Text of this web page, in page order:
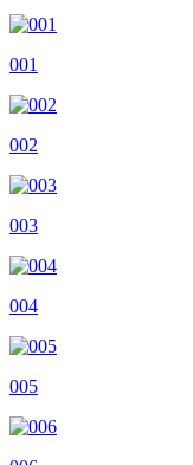
001
002
003
004
005